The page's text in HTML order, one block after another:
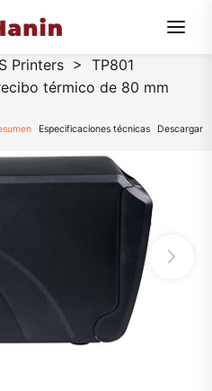
Printers > TP801
térmico de 80 mm
Especificaciones técnicas Descargar